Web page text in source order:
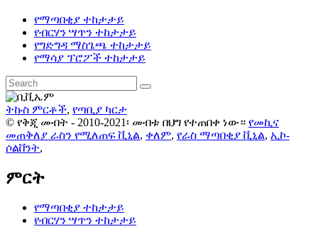
የማጣበቂያ ተከታታይ
የብርሃን ሣጥን ተከታታይ
የግድግዳ ማስጌጫ ተከታታይ
የማሳያ ፕሮፖች ተከታታይ
ትኩስ ምርቶች, የጣቢያ ካርታ
© የቅጂ መብት - 2010-2021፡ መብቱ በህግ የተጠበቀ ነው። የመኪና
መጠቅለያ ራስን የሚለጠፍ ቪኒል, ቀለም, የራስ ማጣበቂያ ቪኒል, ኢኮ-
ሶልቨንት,
ምርት
የማጣበቂያ ተከታታይ
የብርሃን ሣጥን ተከታታይ